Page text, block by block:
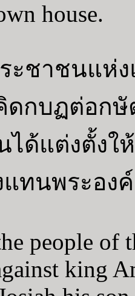
house.
ะชาชนแห่
ดกบฏต่อก
ด้แต่งตั้งใ
ทนพระองค์
people of
king